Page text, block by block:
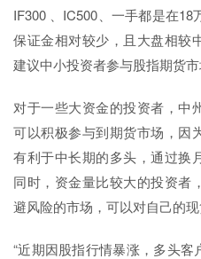
IF300 、IC500、一手都是在18
保证金相对较少，且大盘相较
建议中小投资者参与股指期货市
对于一些大资金的投资者，中
可以积极参与到期货市场，因
有利于中长期的多头，通过换
同时，资金量比较大的投资者
避风险的市场，可以对自己的现
“近期因股指行情暴涨，多头